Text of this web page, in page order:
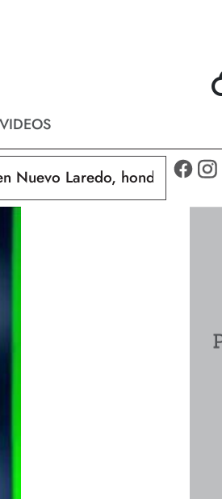
VIDEOS
Laredo, hondureño muere